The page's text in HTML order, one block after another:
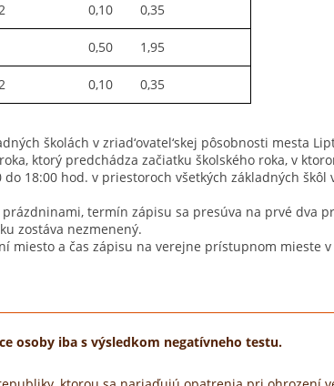
0,10
0,35
0,50
1,95
0,10 0,35
školách v zriad‘ovatel‘skej pôsobnosti mesta
ktorý predchádza začiatku školského roka, v
18:00 hod. v priestoroch všetkých základných škôl v
termín zápisu sa presúva na prvé dva
zostáva nezmenený.
miesto a čas zápisu na verejne prístupnom mieste
osoby iba s výsledkom negatívneho testu.